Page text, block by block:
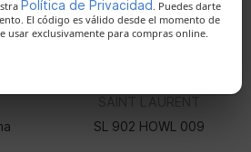
SAINT LAURENT
SL 902 HOWL 009
Política de Privacidad. Puedes darte
El código es válido desde el momento de
usar exclusivamente para compras online.